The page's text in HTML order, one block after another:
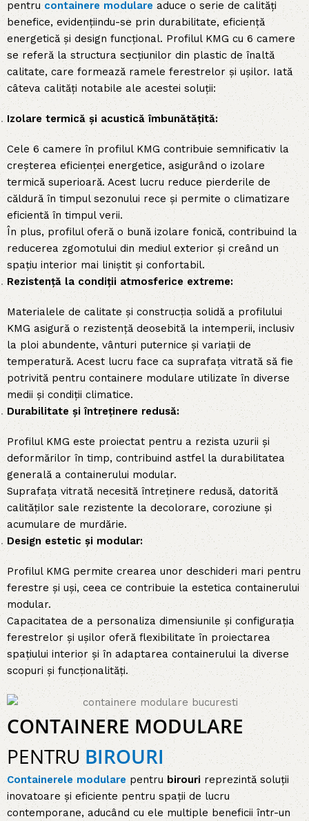
pentrucontainere modulare aduce o serie de calități
benefice, evidențiindu-se prin durabilitate, eficiență
energetică și design funcțional. Profilul KMG cu 6 camere
se referă la structura secțiunilor din plastic de înaltă
calitate, care formează ramele ferestrelor și ușilor. Iată
câteva calități notabile ale acestei soluții:
Izolare termică și acustică îmbunătățită:
Cele 6 camere în profilul KMG contribuie semnificativ la
creșterea eficienței energetice, asigurând o izolare
termică superioară. Acest lucru reduce pierderile de
căldură în timpul sezonului rece și permite o climatizare
eficientă în timpul verii.
În plus, profilul oferă o bună izolare fonică, contribuind la
reducerea zgomotului din mediul exterior și creând un
spațiu interior mai liniștit și confortabil.
Rezistență la condiții atmosferice extreme:
Materialele de calitate și construcția solidă a profilului
KMG asigură o rezistență deosebită la intemperii, inclusiv
la ploi abundente, vânturi puternice și variații de
temperatură. Acest lucru face ca suprafața vitrată să fie
potrivită pentru containere modulare utilizate în diverse
medii și condiții climatice.
Durabilitate și întreținere redusă:
Profilul KMG este proiectat pentru a rezista uzurii și
deformărilor în timp, contribuind astfel la durabilitatea
generală a containerului modular.
Suprafața vitrată necesită întreținere redusă, datorită
calităților sale rezistente la decolorare, coroziune și
acumulare de murdărie.
Design estetic și modular:
Profilul KMG permite crearea unor deschideri mari pentru
ferestre și uși, ceea ce contribuie la estetica containerului
modular.
Capacitatea de a personaliza dimensiunile și configurația
ferestrelor și ușilor oferă flexibilitate în proiectarea
spațiului interior și în adaptarea containerului la diverse
scopuri și funcționalități.
CONTAINERE MODULARE
PENTRUBIROURI
Containerele modularepentru birouri reprezintă soluții
inovatoare și eficiente pentru spații de lucru
contemporane, aducând cu ele multiple beneficii într-un